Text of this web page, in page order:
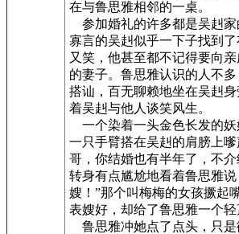
在与鲁思雅相邻的一桌。
参加婚礼的许多都是吴赳家
寡言的吴赳似乎一下子找到
又笑，他甚至都不记得要向
的妻子。鲁思雅认识的人不
搭讪，百无聊赖地坐在吴赳
着吴赳与他人谈笑风生。
一个染着一头金色长发的妖
一只手臂搭在吴赳的肩膀上
哥，你结婚也有半年了，不
转身有点尴尬地看着鲁思雅
嫂！”那个叫梅梅的女孩撅起
表嫂好，却给了鲁思雅一个轻
鲁思雅冲她点了点头，只是